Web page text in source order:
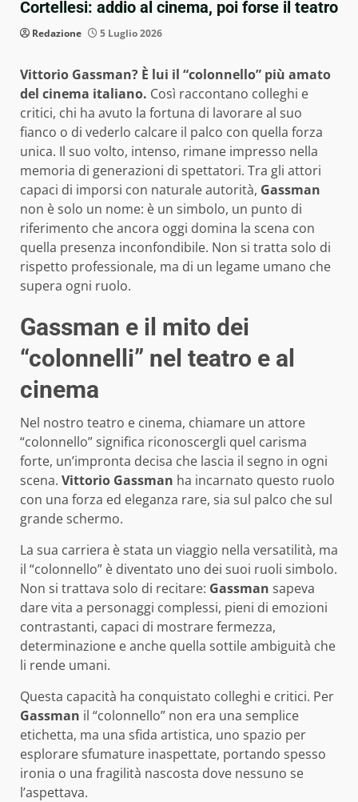
Cortellesi: addio al cinema, poi forse il teatro
Redazione 5 Luglio 2026
Vittorio Gassman? È lui il “colonnello” più amato
del cinema italiano. Così raccontano colleghi e
critici, chi ha avuto la fortuna di lavorare al suo
fianco o di vederlo calcare il palco con quella forza
unica. Il suo volto, intenso, rimane impresso nella
memoria di generazioni di spettatori. Tra gli attori
capaci di imporsi con naturale autorità, Gassman
non è solo un nome: è un simbolo, un punto di
riferimento che ancora oggi domina la scena con
quella presenza inconfondibile. Non si tratta solo di
rispetto professionale, ma di un legame umano che
supera ogni ruolo.
Gassman e il mito dei
“colonnelli” nel teatro e al
cinema
Nel nostro teatro e cinema, chiamare un attore
“colonnello” significa riconoscergli quel carisma
forte, un’impronta decisa che lascia il segno in ogni
scena. Vittorio Gassman ha incarnato questo ruolo
con una forza ed eleganza rare, sia sul palco che sul
grande schermo.
La sua carriera è stata un viaggio nella versatilità, ma
il “colonnello” è diventato uno dei suoi ruoli simbolo.
Non si trattava solo di recitare: Gassman sapeva
dare vita a personaggi complessi, pieni di emozioni
contrastanti, capaci di mostrare fermezza,
determinazione e anche quella sottile ambiguità che
li rende umani.
Questa capacità ha conquistato colleghi e critici. Per
Gassman il “colonnello” non era una semplice
etichetta, ma una sfida artistica, uno spazio per
esplorare sfumature inaspettate, portando spesso
ironia o una fragilità nascosta dove nessuno se
l’aspettava.